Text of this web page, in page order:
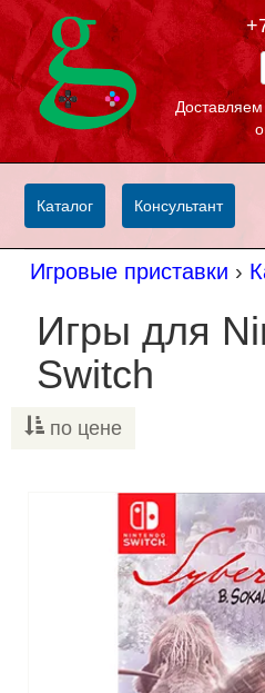
Доставляем
Каталог Консультант
Игровые приставки ›
Игры для
Switch
по цене